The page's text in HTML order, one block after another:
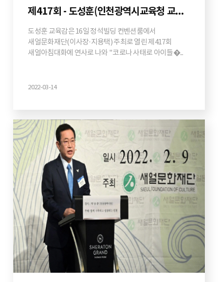
제417회 - 도성훈(인천광역시교육청 교육감)
도성훈 교육감은 16일 정석빌딩 컨벤션룸에서
새얼문화재단(이사장·지용택) 주최로 열린 제417회
새얼아침대화에 연사로 나와 "코로나 사태로 아이들�...
2022-03-14